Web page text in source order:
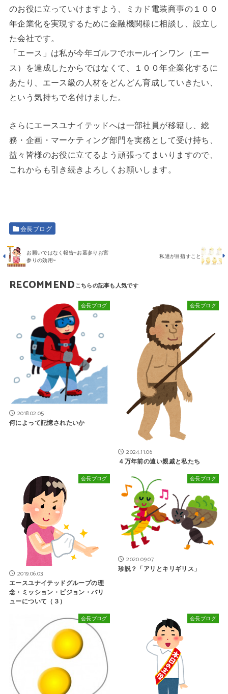
のお役に立っていけますよう、ミカド電装商事の１００
年企業化を実現するために金融機関様に相談し、設立し
た会社です。
「エース」は私が今年ゴルフでホールインワン（エー
ス）を達成したからではなくて、１００年企業化するに
あたり、エース級の人材をどんどん育成していきたい、
という気持ちで名付けました。
さらにエースユナイテッドへは一部社員が移籍し、総
務・企画・マーケティング部門を実務として受け持ち、
益々皆様のお役に立てるよう頑張ってまいりますので、
これからも引き続きよろしくお願いします。
会長ブログ
私達が目指すこと
お願いではなく報告~お墓参りお宮
参りの効用~
RECOMMEND
会長ブログ
2018.02.05
何によって記憶されたいか
会長ブログ
2024.11.06
４万年前の遠い親戚と私たち
会長ブログ
2019.06.03
エースユナイテッドグループの理
念・ミッション・ビジョン・バリ
ューについて（３）
会長ブログ
2020.09.07
珍説？「アリとキリギリス」
会長ブログ 会長ブログ